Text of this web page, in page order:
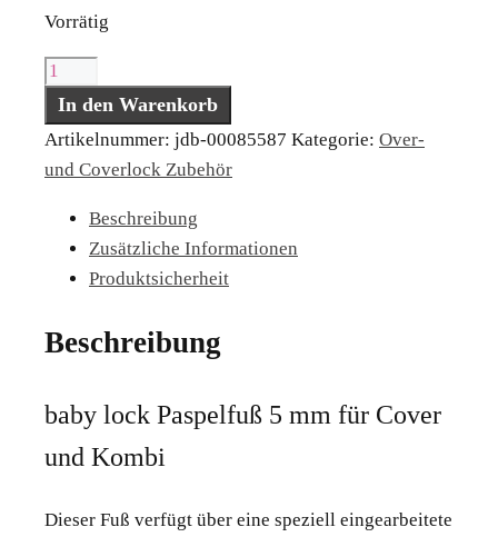
Vorrätig
baby
lock
Paspelfuß
Cover
und
Menge
In den Warenkorb
Artikelnummer: jdb-00085587 Kategorie: Over-
und Coverlock Zubehör
Beschreibung
Zusätzliche Informationen
Produktsicherheit
Beschreibung
baby lock Paspelfuß 5 mm für Cover
und Kombi
Dieser Fuß verfügt über eine speziell eingearbeitete